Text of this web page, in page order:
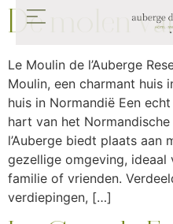
De molen
Le Moulin de l’Auberge
Moulin, een charmant huis
huis in Normandië Een
hart van het
l’Auberge biedt plaats aan
gezellige omgeving, ideaal
familie of vrienden.
verdiepingen, […]